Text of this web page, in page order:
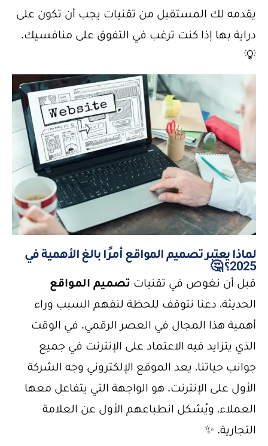
يقدمه لك المستقبل من تقنيات يجب أن تكون على
دراية بها إذا كنت ترغب في التفوق على منافسيك.
💡
لماذا يعتبر تصميم المواقع أمرًا بالغ الأهمية في
2025؟ 🤔
قبل أن نغوص في تقنيات تصميم المواقع
الحديثة، دعنا نتوقف للحظة لنفهم السبب وراء
أهمية هذا المجال في العصر الرقمي. في الوقت
الذي يتزايد فيه الاعتماد على الإنترنت في جميع
جوانب حياتنا، يعد الموقع الإلكتروني وجه الشركة
الأول على الإنترنت. هو الواجهة التي يتفاعل معها
العملاء، ويُشكل انطباعهم الأول عن العلامة
التجارية. ✨